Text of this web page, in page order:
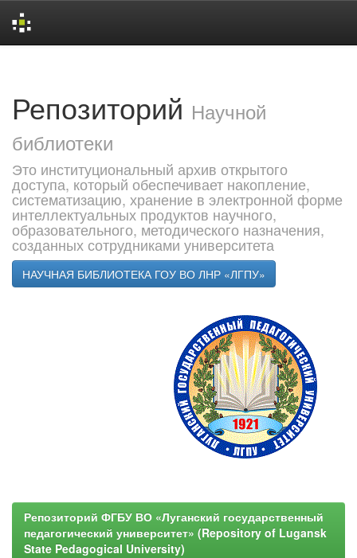
Репозиторий Научной
библиотеки
Это институциональный архив открытого
доступа, который обеспечивает накопление,
систематизацию, хранение в электронной форме
интеллектуальных продуктов научного,
образовательного, методического назначения,
созданных сотрудниками университета
НАУЧНАЯ БИБЛИОТЕКА ГОУ ВО ЛНР «ЛГПУ»
Репозиторий ФГБУ ВО «Луганский государственный
педагогический университет» (Repository of Lugansk
State Pedagogical University)